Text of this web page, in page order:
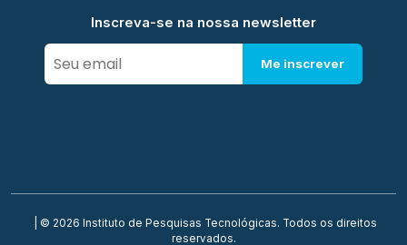
Inscreva-se na nossa newsletter
Me inscrever
| © 2026 Instituto de Pesquisas Tecnológicas. Todos os direitos
reservados.